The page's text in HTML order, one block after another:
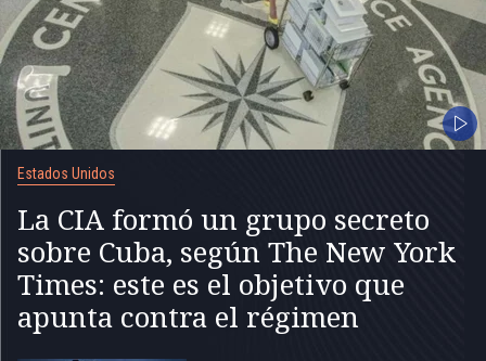
Estados Unidos
La CIA formó un grupo secreto
sobre Cuba, según The New York
Times: este es el objetivo que
apunta contra el régimen